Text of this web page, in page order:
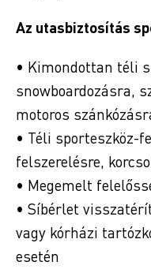
Az utasbiztosítás
• Kimondottan téli
snowboardozásra,
motoros
• Téli sporteszköz-
felszerelésre,
• Megemelt
• Síbérlet
vagy kórházi
esetén